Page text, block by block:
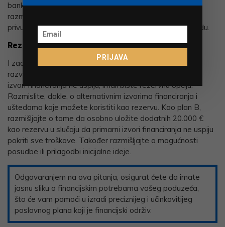
bankarskog kredita i subvencija iz EU fondova. Također
razmišljaju o pokretanju crowdfunding kampanje kako bi
privukli dodatna sredstva i povećali svijest o svom brandu.
Rezervni financijski plan
I zadnji, ali ne manje važan, jest posljednji korak, a to je:
razvijte plan B za financiranje. U slučaju da vaši primarni
izvori financiranja ne uspiju, imali biste rezervnu opciju.
Razmislite, dakle, o alternativnim izvorima financiranja i
uštedama koje možete koristiti kao rezervu. Kao plan B,
razmišljajte o tome da osobno uložite dodatnih 20.000 €
kao rezervu u slučaju da primarni izvori financiranja ne uspiju
pokriti sve troškove. Također razmišljajte o mogućnosti
posudbe ili prilagodbi inicijalne ideje.
Odgovaranjem na ova pitanja, osigurat ćete da imate
jasnu sliku o financijskim potrebama vašeg poduzeća,
što će vam pomoći u izradi preciznijeg i učinkovitijeg
poslovnog plana koji je financijski održiv.
PRIJAVA